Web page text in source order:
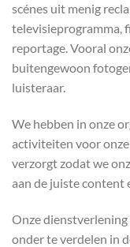
scénes uit menig
televisieprogramma,
reportage. Vooral
buitengewoon
luisteraar.
We hebben in onze
activiteiten voor onze
verzorgt zodat we
aan de juiste content
Onze
onder te verdelen in